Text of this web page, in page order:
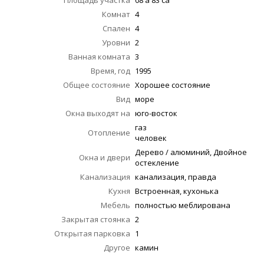
Комнат 4
Спален 4
Уровни 2
Ванная комната 3
Время, год 1995
Общее состояние Хорошее состояние
Вид море
Окна выходят на юго-восток
Отопление газ
человек
Окна и двери Дерево / алюминий, Двойное
остекление
Канализация канализация, правда
Кухня Встроенная, кухонька
Мебель полностью меблирована
Закрытая стоянка 2
Открытая парковка 1
Другое камин